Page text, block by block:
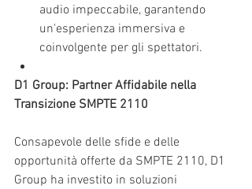
audio impeccabile, garantendo
un'esperienza immersiva e
coinvolgente per gli spettatori.
D1 Group: Partner Affidabile nella
Transizione SMPTE 2110
Consapevole delle sfide e delle
opportunità offerte da SMPTE 2110, D1
Group ha investito in soluzioni